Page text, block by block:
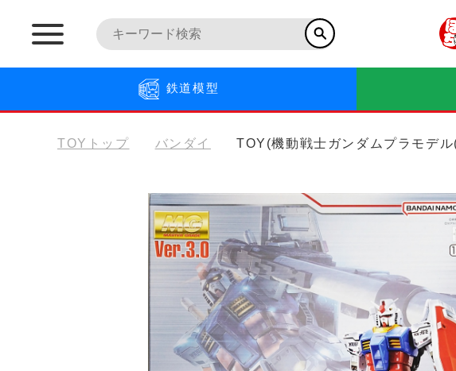
鉄道模型
TOYトップ バンダイ TOY(機動戦士ガンダムプラモデ